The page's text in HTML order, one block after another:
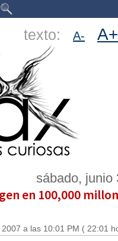
texto: A- A+
sábado, junio
en 100,000
a las 10:01 PM ( 22:01